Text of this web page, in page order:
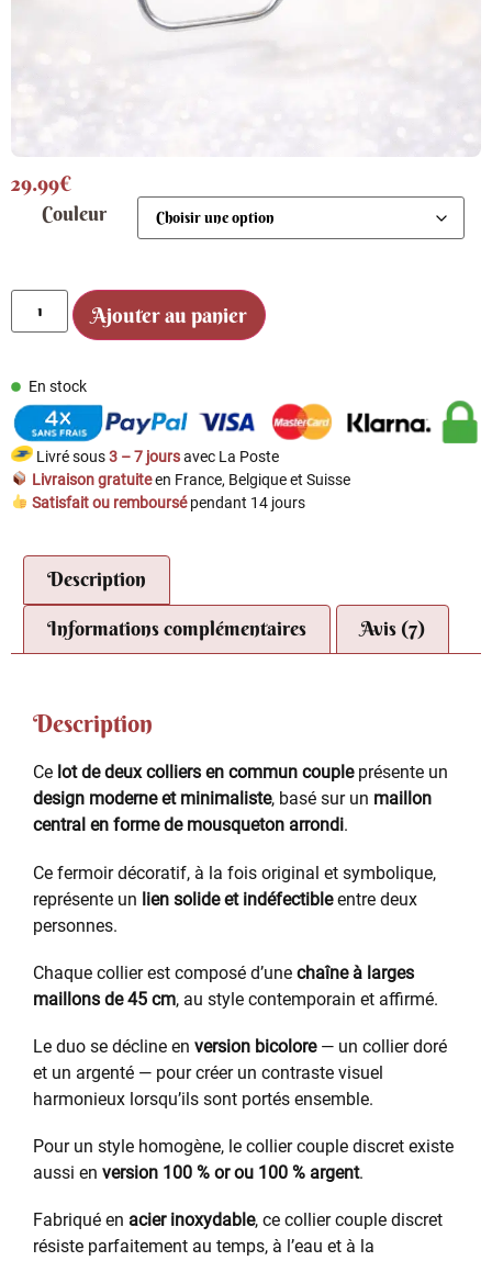
29.99€
Couleur
Ajouter au panier
En stock
Livré sous3 – 7 joursavec La Poste
Livraison gratuiteen France, Belgique et Suisse
Satisfait ou remboursépendant 14 jours
Description
Informations complémentaires Avis (7)
Description
Ce lot de deux colliers en commun coupleprésente un
design moderne et minimaliste, basé sur un maillon
central en forme de mousqueton arrondi.
Ce fermoir décoratif, à la fois original et symbolique,
représente un lien solide et indéfectibleentre deux
personnes.
Chaque collier est composé d’une chaîne à larges
maillons de 45 cm, au style contemporain et affirmé.
Le duo se décline en version bicolore— un collier doré
et un argenté — pour créer un contraste visuel
harmonieux lorsqu’ils sont portés ensemble.
Pour un style homogène, le collier couple discret existe
aussi en version 100 % or ou 100 % argent.
Fabriqué en acier inoxydable, ce collier couple discret
résiste parfaitement au temps, à l’eau et à la